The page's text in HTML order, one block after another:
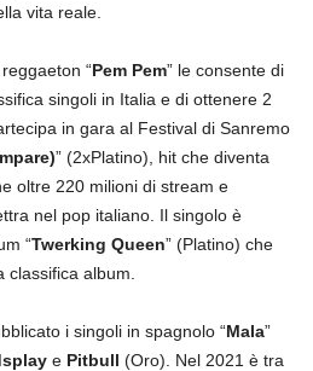
vita reale.
“Pem Pem” le consente di
singoli in Italia e di ottenere 2
in gara al Festival di Sanremo
” (2xPlatino), hit che diventa
oltre 220 milioni di stream e
nel pop italiano. Il singolo è
“Twerking Queen” (Platino) che
album.
i singoli in spagnolo “Mala”
e Pitbull (Oro). Nel 2021 è tra